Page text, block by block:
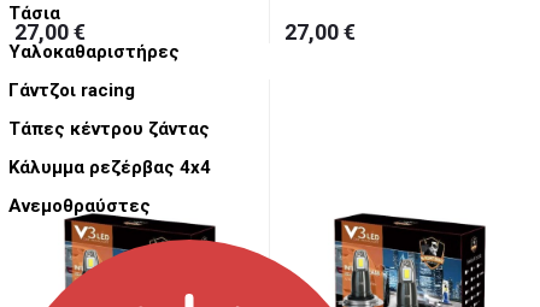
Τάσια
Υαλοκαθαριστήρες
Γάντζοι racing
Τάπες κέντρου ζάντας
Κάλυμμα ρεζέρβας 4x4
Ανεμοθραύστες
27,00 € 27,00 €